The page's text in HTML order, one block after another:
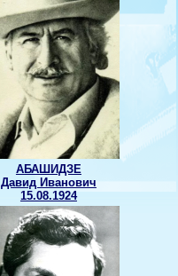
АБАШИДЗЕ
Давид Иванович
15.08.1924